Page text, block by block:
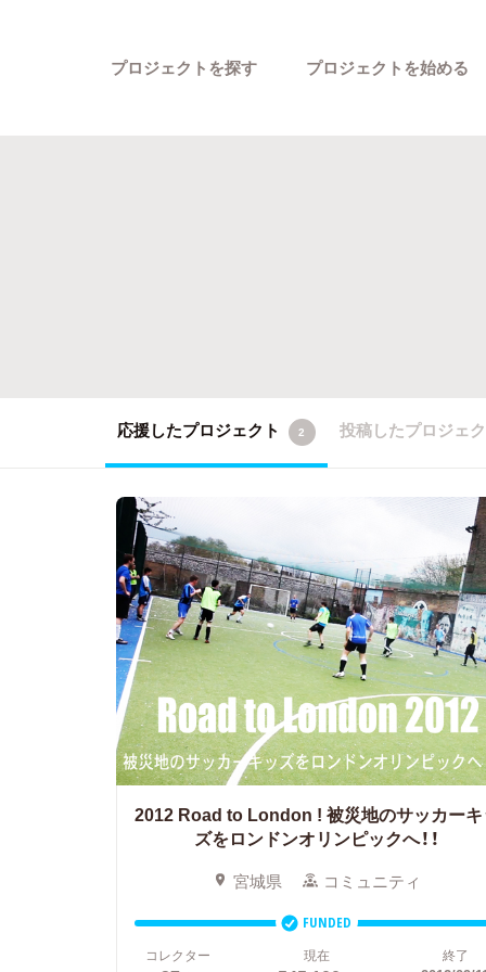
プロジェクトを探す プロジェクトを始める
応援したプロジェクト 2 投稿したプロジェ
2012 Road to London ! 被災地のサッカーキ
ズをロンドンオリンピックへ！！
宮城県 コミュニティ
FUNDED
コレクター
現在 終了